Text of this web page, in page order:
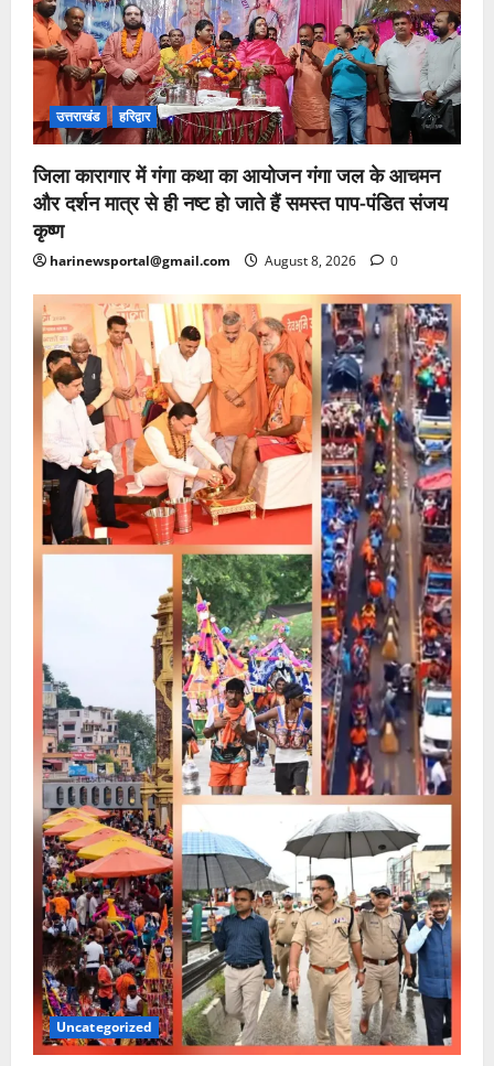
उत्तराखंड हरिद्वार
जिला कारागार में गंगा कथा का आयोजन गंगा जल के आचमन
और दर्शन मात्र से ही नष्ट हो जाते हैं समस्त पाप-पंडित संजय
कृष्ण
harinewsportal@gmail.com August 8, 2026 0
Uncategorized